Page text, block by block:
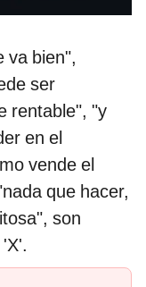
va bien",
ser
rentable", "y
en el
vende el
que hacer,
son